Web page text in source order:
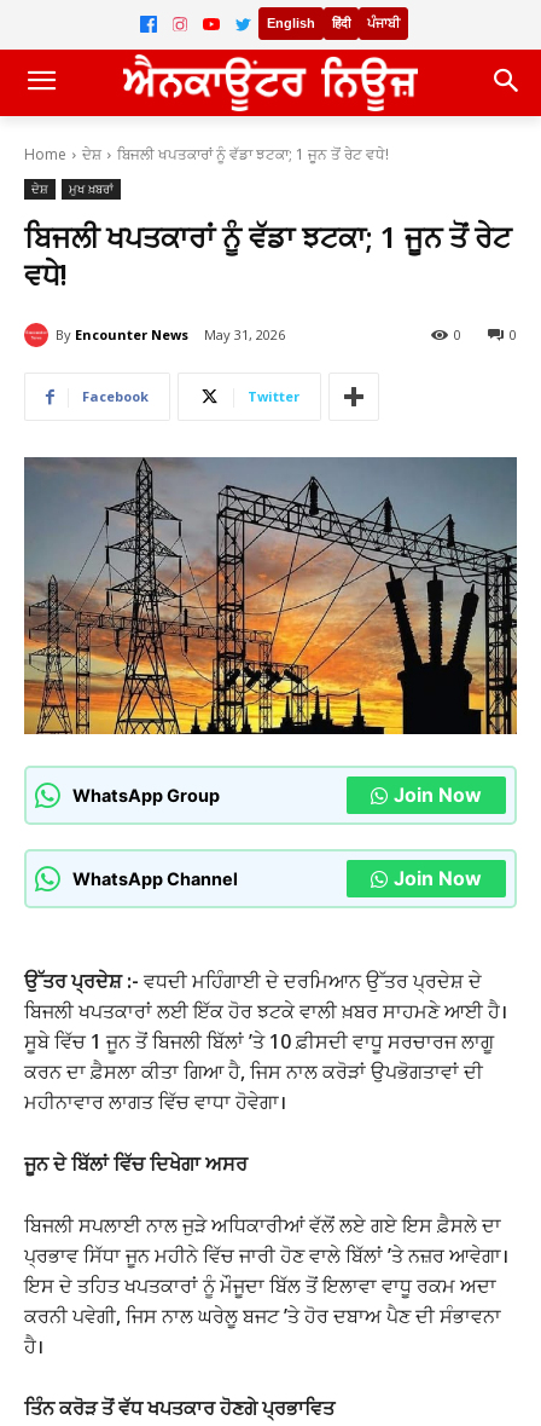
English हिंदी ਪੰਜਾਬੀ
Home ਦੇਸ਼ ਬਿਜਲੀ ਖਪਤਕਾਰਾਂ ਨੂੰ ਵੱਡਾ ਝਟਕਾ; 1 ਜੂਨ ਤੋਂ ਰੇਟ ਵਧੇ!
ਦੇਸ਼ ਮੁਖ ਖ਼ਬਰਾਂ
ਬਿਜਲੀ ਖਪਤਕਾਰਾਂ ਨੂੰ ਵੱਡਾ ਝਟਕਾ; 1 ਜੂਨ ਤੋਂ ਰੇਟ
ਵਧੇ!
By Encounter News May 31, 2026 0
0
Facebook Twitter
WhatsApp Group Join Now
WhatsApp Channel Join Now
ਉੱਤਰ ਪ੍ਰਦੇਸ਼ :- ਵਧਦੀ ਮਹਿੰਗਾਈ ਦੇ ਦਰਮਿਆਨ ਉੱਤਰ ਪ੍ਰਦੇਸ਼ ਦੇ
ਬਿਜਲੀ ਖਪਤਕਾਰਾਂ ਲਈ ਇੱਕ ਹੋਰ ਝਟਕੇ ਵਾਲੀ ਖ਼ਬਰ ਸਾਹਮਣੇ ਆਈ ਹੈ।
ਸੂਬੇ ਵਿੱਚ 1 ਜੂਨ ਤੋਂ ਬਿਜਲੀ ਬਿੱਲਾਂ ’ਤੇ 10 ਫ਼ੀਸਦੀ ਵਾਧੂ ਸਰਚਾਰਜ ਲਾਗੂ
ਕਰਨ ਦਾ ਫ਼ੈਸਲਾ ਕੀਤਾ ਗਿਆ ਹੈ, ਜਿਸ ਨਾਲ ਕਰੋੜਾਂ ਉਪਭੋਗਤਾਵਾਂ ਦੀ
ਮਹੀਨਾਵਾਰ ਲਾਗਤ ਵਿੱਚ ਵਾਧਾ ਹੋਵੇਗਾ।
ਜੂਨ ਦੇ ਬਿੱਲਾਂ ਵਿੱਚ ਦਿਖੇਗਾ ਅਸਰ
ਬਿਜਲੀ ਸਪਲਾਈ ਨਾਲ ਜੁੜੇ ਅਧਿਕਾਰੀਆਂ ਵੱਲੋਂ ਲਏ ਗਏ ਇਸ ਫ਼ੈਸਲੇ ਦਾ
ਪ੍ਰਭਾਵ ਸਿੱਧਾ ਜੂਨ ਮਹੀਨੇ ਵਿੱਚ ਜਾਰੀ ਹੋਣ ਵਾਲੇ ਬਿੱਲਾਂ ’ਤੇ ਨਜ਼ਰ ਆਵੇਗਾ।
ਇਸ ਦੇ ਤਹਿਤ ਖਪਤਕਾਰਾਂ ਨੂੰ ਮੌਜੂਦਾ ਬਿੱਲ ਤੋਂ ਇਲਾਵਾ ਵਾਧੂ ਰਕਮ ਅਦਾ
ਕਰਨੀ ਪਵੇਗੀ, ਜਿਸ ਨਾਲ ਘਰੇਲੂ ਬਜਟ ’ਤੇ ਹੋਰ ਦਬਾਅ ਪੈਣ ਦੀ ਸੰਭਾਵਨਾ
ਹੈ।
ਤਿੰਨ ਕਰੋੜ ਤੋਂ ਵੱਧ ਖਪਤਕਾਰ ਹੋਣਗੇ ਪ੍ਰਭਾਵਿਤ